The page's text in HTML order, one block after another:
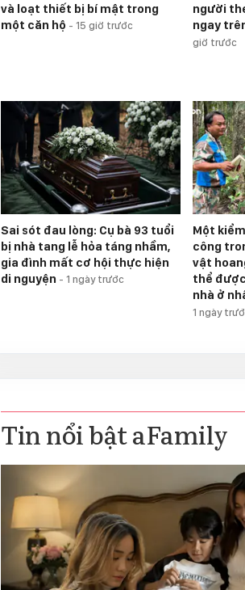
và loạt thiết bị bí mật trong
một căn hộ - 15 giờ trước
người
ngay
giờ trước
Sai sót đau lòng: Cụ bà 93 tuổi
bị nhà tang lễ hỏa táng nhầm,
gia đình mất cơ hội thực hiện
di nguyện - 1 ngày trước
Một
công
vật
thể
nhà ở
1 ngày
Tin nổi bật aFamily